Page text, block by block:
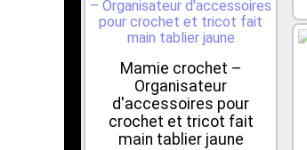
Mamie crochet –
Organisateur
d'accessoires pour
crochet et tricot fait
main tablier jaune